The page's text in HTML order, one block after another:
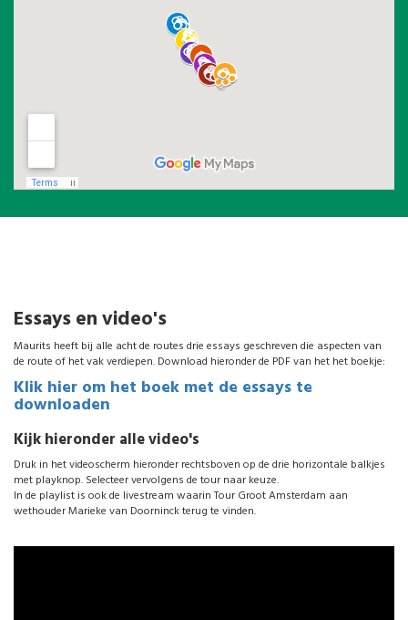
Essays en video's
Maurits heeft bij alle acht de routes drie essays geschreven die aspecten van
de route of het vak verdiepen. Download hieronder de PDF van het het boekje:
Klik hier om het boek met de essays te
downloaden
Kijk hieronder alle video's
Druk in het videoscherm hieronder rechtsboven op de drie horizontale balkjes
met playknop. Selecteer vervolgens de tour naar keuze.
In de playlist is ook de livestream waarin Tour Groot Amsterdam aan
wethouder Marieke van Doorninck terug te vinden.